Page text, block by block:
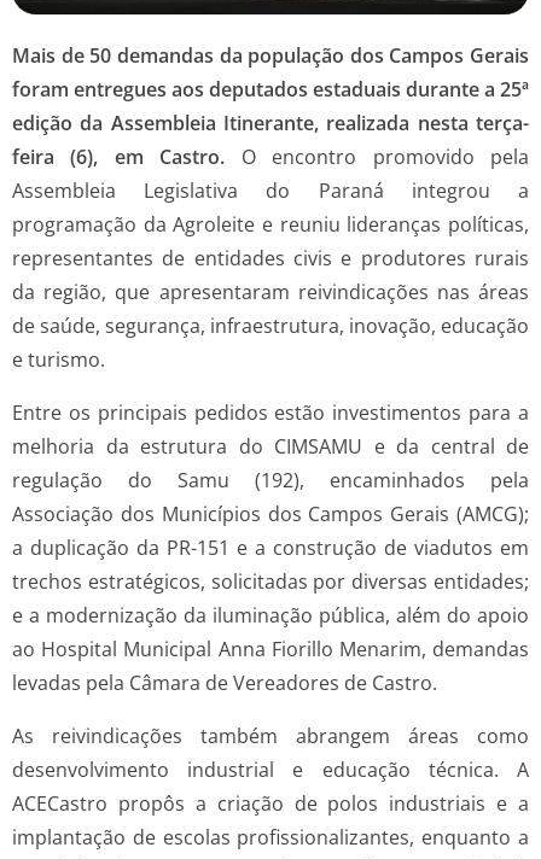
Mais de 50 demandas da população dos Campos Gerais
foram entregues aos deputados estaduais durante a 25ª
edição da Assembleia Itinerante, realizada nesta terça-
feira (6), em Castro. O encontro promovido pela
Assembleia Legislativa do Paraná integrou a
programação da Agroleite e reuniu lideranças políticas,
representantes de entidades civis e produtores rurais
da região, que apresentaram reivindicações nas áreas
de saúde, segurança, infraestrutura, inovação, educação
e turismo.
Entre os principais pedidos estão investimentos para a
melhoria da estrutura do CIMSAMU e da central de
regulação do Samu (192), encaminhados pela
Associação dos Municípios dos Campos Gerais (AMCG);
a duplicação da PR-151 e a construção de viadutos em
trechos estratégicos, solicitadas por diversas entidades;
e a modernização da iluminação pública, além do apoio
ao Hospital Municipal Anna Fiorillo Menarim, demandas
levadas pela Câmara de Vereadores de Castro.
As reivindicações também abrangem áreas como
desenvolvimento industrial e educação técnica. A
ACECastro propôs a criação de polos industriais e a
implantação de escolas profissionalizantes, enquanto a